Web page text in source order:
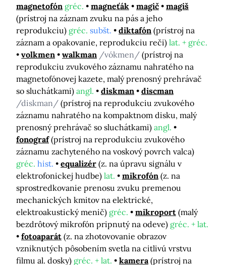
magnetofón gréc. magneťák magič
magiš
(prístroj na záznam zvuku na pás a jeho
reprodukciu) gréc. subšt. diktafón (prístroj na
záznam a opakovanie, reprodukciu reči) lat. + gréc.
volkmen
walkman /vókmen/ (prístroj na
reprodukciu zvukového záznamu nahratého na
magnetofónovej kazete, malý prenosný prehrávač
so sluchátkami) angl. diskman
discman
/diskman/ (prístroj na reprodukciu zvukového
záznamu nahratého na kompaktnom disku, malý
prenosný prehrávač so sluchátkami) angl.
fonograf (prístroj na reprodukciu zvukového
záznamu zachyteného na voskový povrch valca)
gréc. hist. equalizér (z. na úpravu signálu v
elektrofonickej hudbe) lat. mikrofón (z. na
sprostredkovanie prenosu zvuku premenou
mechanických kmitov na elektrické,
elektroakustický menič) gréc. mikroport (malý
bezdrôtový mikrofón pripnutý na odeve) gréc. + lat.
fotoaparát (z. na zhotovovanie obrazov
vzniknutých pôsobením svetla na citlivú vrstvu
filmu al. dosky) gréc. + lat. kamera (prístroj na